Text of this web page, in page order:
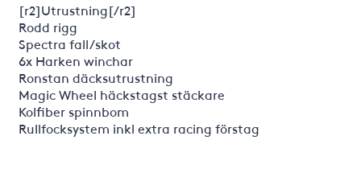
[r2]Utrustning[/r2]
Rodd rigg
Spectra fall/skot
6x Harken winchar
Ronstan däcksutrustning
Magic Wheel häckstagst stäckare
Kolfiber spinnbom
Rullfocksystem inkl extra racing förstag